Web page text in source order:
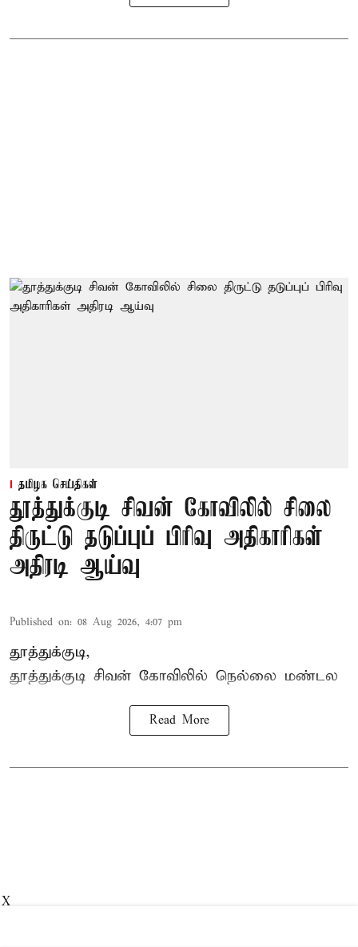
தமிழக செய்திகள்
தூத்துக்குடி சிவன் கோவிலில் சிலை
திருட்டு தடுப்புப் பிரிவு அதிகாரிகள்
அதிரடி ஆய்வு
Published on: 08 Aug 2026, 4:07 pm
தூத்துக்குடி,
தூத்துக்குடி சிவன் கோவிலில் நெல்லை மண்டல
Read More
X